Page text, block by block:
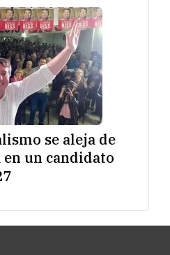
se aleja de
un candidato